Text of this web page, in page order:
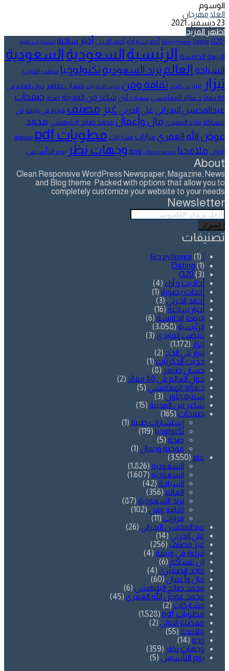
الوسوم
العلا مهرجان
23 ديسمبر، 2021
اظهر المزيد
! Без рубрики
Dating G20 أحاديث و آراء أحمد الحربي أخبار ساخنة إستشارات طبية
البيعة الخامسة الرئيسيةالسعوديةالسعودية
السياحة العالم ترند السعودية تكنولوجيا تنيضب الفايدي
تيزار تيزار في الحج ثقافة وفن حديث الذكريات حسان طاهر حول العالم في
80 مقالاً
د.فؤاد المغامسي سمية جلّون شاعر من المدينة صحة صفحات
عبدالمحسن البدراني علي الحربي غير مصنف قراءة في وثيقة لن
ننساكم ماجد الصقيري مال وأعمال محمد صالح البليهشي محمد
عوض الله العمري مزارات مشاركات مطويات pdf مفضلة
الاولى ملامحنا موضة وجمال وجه وجهات نظر يوم التأسيس
About
Clean Responsive WordPress Newspaper, Magazine, News
and Blog theme. Packed with options that allow you to
completely customize your website to your needs.
Newsletter
أدخل
بريدك
الإلكتروني
تصنيفات
! Без рубрики
(1)
Dating (1)
G20 (3)
أحاديث و آراء (4)
أحداث بصورة (1)
أحمد الحربي (3)
أخبار ساخنة (16)
البيعة الخامسة (6)
الرئيسية (3٬058)
تنيضب الفايدي (3)
تيزار (1٬172)
تيزار في الحج (2)
حديث الذكريات (1)
حسان طاهر (8)
حول العالم في 80 مقالاً
(2)
د.فؤاد المغامسي (5)
سمية جلّون (3)
شاعر من المدينة (15)
صفحات (165)
إستشارات طبية (1)
تكنولوجيا (119)
صحة (5)
موضة وجمال (1)
عام (3٬550)
السعودية (1٬826)
السعودية (1٬607)
السياحة (42)
العالم (356)
ترند السعودية (87)
ثقافة وفن (102)
مزارات (11)
عبدالمحسن البدراني (26)
علي الحربي (14)
غير مصنف (256)
قراءة في وثيقة (4)
لن ننساكم (6)
ماجد الصقيري (4)
مال وأعمال (60)
محمد صالح البليهشي (6)
محمد عوض الله العمري (45)
مشاركات (2)
مطويات pdf
(1٬528)
مفضلة الاولى (2)
ملامحنا (55)
وجه (14)
وجهات نظر (359)
يوم التأسيس (5)